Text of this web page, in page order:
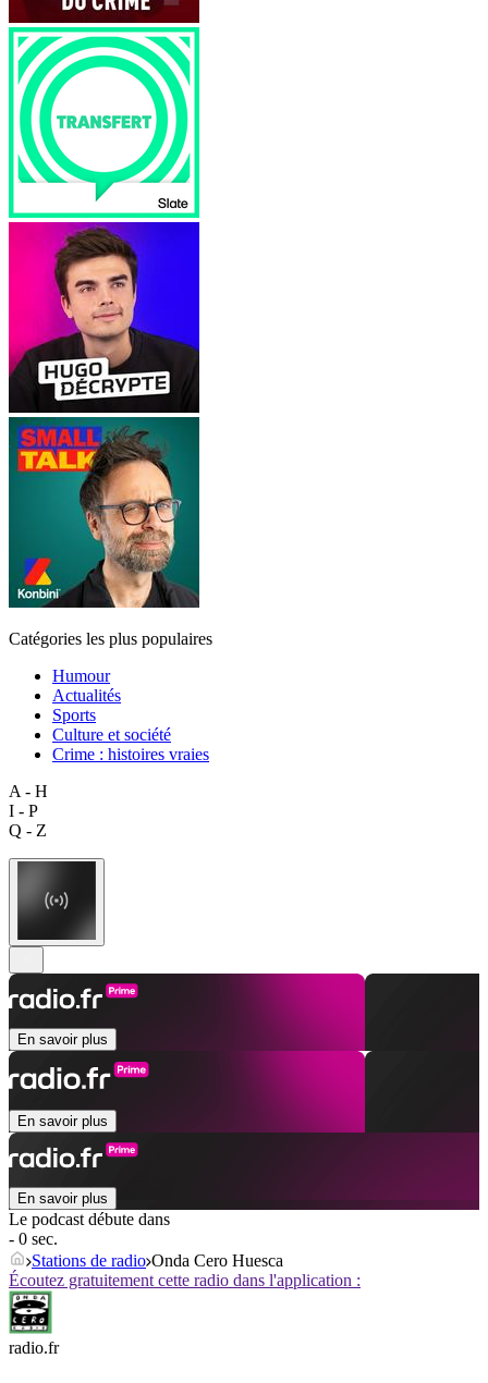
Catégories les plus populaires
Humour
Actualités
Sports
Culture et société
Crime : histoires vraies
A - H
I - P
Q - Z
En savoir plus
En savoir plus
En savoir plus
Le podcast débute dans
- 0 sec.
Stations de radio Onda Cero Huesca
Écoutez gratuitement cette radio dans l'application :
radio.fr